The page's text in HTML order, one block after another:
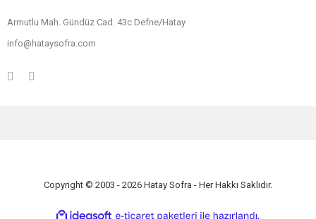
Armutlu Mah. Gündüz Cad. 43c Defne/Hatay
info@hataysofra.com
Copyright © 2003 - 2026 Hatay Sofra - Her Hakkı Saklıdır.
ideasoft e-